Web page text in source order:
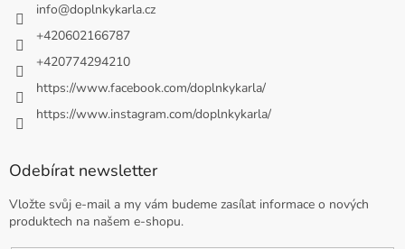
info@doplnkykarla.cz
+420602166787
+420774294210
https://www.facebook.com/doplnkykarla/
https://www.instagram.com/doplnkykarla/
Odebírat newsletter
Vložte svůj e-mail a my vám budeme zasílat informace o nových
produktech na našem e-shopu.